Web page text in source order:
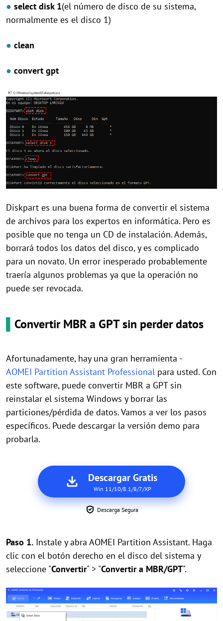
● select disk 1(el número de disco de su sistema,
normalmente es el disco 1)
● clean
● convert gpt
Diskpart es una buena forma de convertir el sistema
de archivos para los expertos en informática. Pero es
posible que no tenga un CD de instalación. Además,
borrará todos los datos del disco, y es complicado
para un novato. Un error inesperado probablemente
traería algunos problemas ya que la operación no
puede ser revocada.
Convertir MBR a GPT sin perder datos
Afortunadamente, hay una gran herramienta -
AOMEI Partition Assistant Professional para usted. Con
este software, puede convertir MBR a GPT sin
reinstalar el sistema Windows y borrar las
particiones/pérdida de datos. Vamos a ver los pasos
específicos. Puede descargar la versión demo para
probarla.
Descargar Gratis
Win 11/10/8.1/8/7/XP
Descarga Segura
Paso 1. Instale y abra AOMEI Partition Assistant. Haga
clic con el botón derecho en el disco del sistema y
seleccione "Convertir" > "Convertir a MBR/GPT".